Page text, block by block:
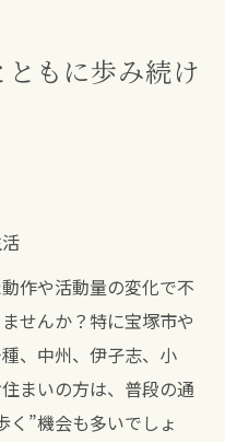
もに歩み続け
作や活動量の変化で不
せんか？特に宝塚市や
、中州、伊孑志、小
まいの方は、普段の通
く”機会も多いでしょ